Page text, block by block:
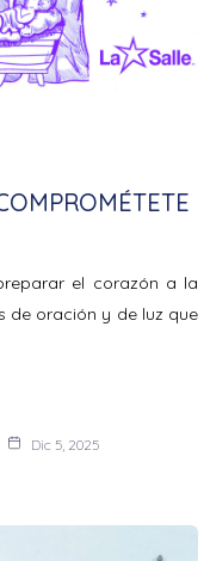
el corazón a la
de oración y de luz que
Dic 5, 2025